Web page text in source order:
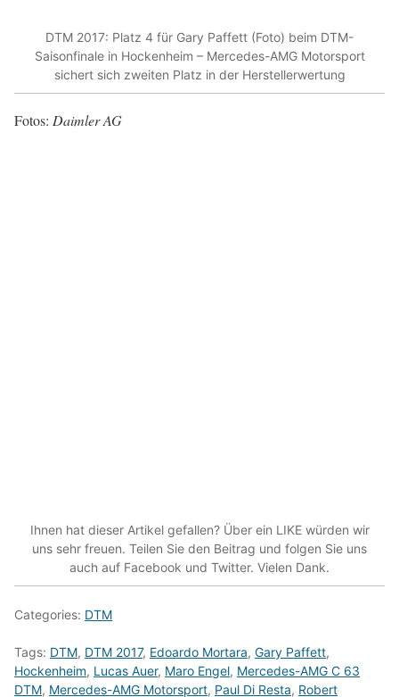
DTM 2017: Platz 4 für Gary Paffett (Foto) beim DTM-
Saisonfinale in Hockenheim – Mercedes-AMG Motorsport
sichert sich zweiten Platz in der Herstellerwertung
Fotos: Daimler AG
Ihnen hat dieser Artikel gefallen? Über ein LIKE würden wir
uns sehr freuen. Teilen Sie den Beitrag und folgen Sie uns
auch auf Facebook und Twitter. Vielen Dank.
Categories: DTM
Tags: DTM, DTM 2017, Edoardo Mortara, Gary Paffett,
Hockenheim, Lucas Auer, Maro Engel, Mercedes-AMG C 63
DTM, Mercedes-AMG Motorsport, Paul Di Resta, Robert